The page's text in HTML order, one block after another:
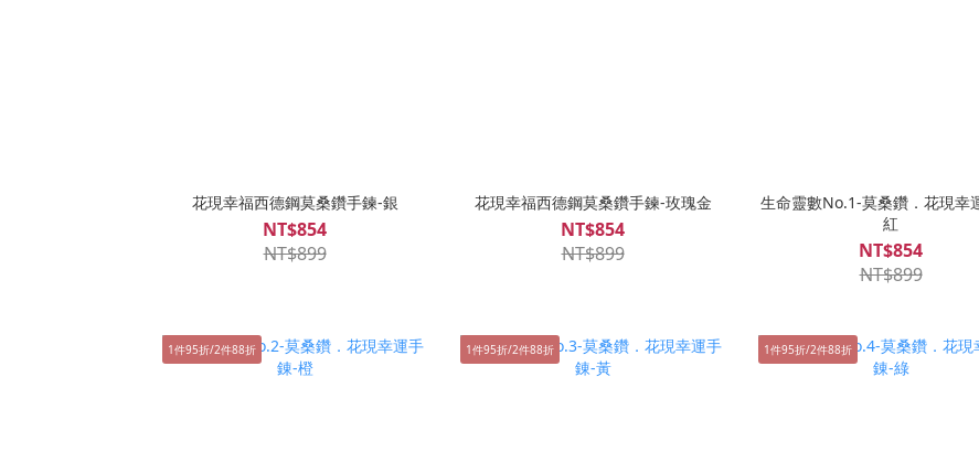
花現幸福西德鋼莫桑鑽手鍊-銀
NT$854
NT$899
花現幸福西德鋼莫桑鑽手鍊-玫瑰金
NT$854
NT$899
生命靈數No.1-莫桑鑽．花現幸
紅
NT$854
NT$899
1件95折/2件88折 1件95折/2件88折 1件95折/2件88折